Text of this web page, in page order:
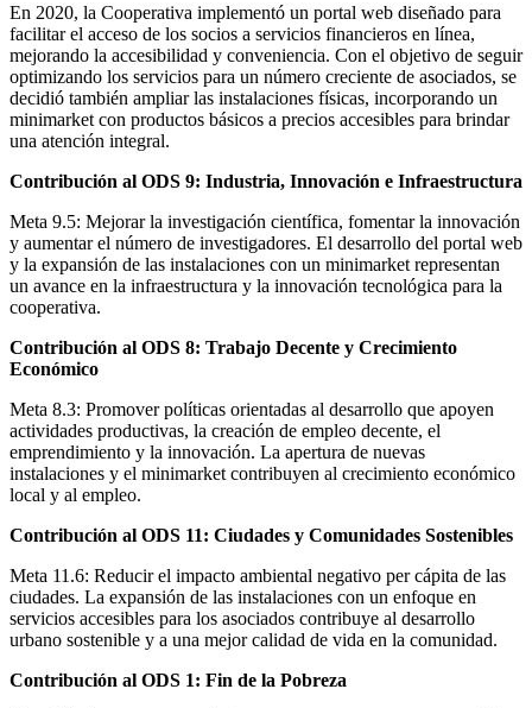
En 2020, la Cooperativa implementó un portal web diseñado para
facilitar el acceso de los socios a servicios financieros en línea,
mejorando la accesibilidad y conveniencia. Con el objetivo de seguir
optimizando los servicios para un número creciente de asociados, se
decidió también ampliar las instalaciones físicas, incorporando un
minimarket con productos básicos a precios accesibles para brindar
una atención integral.
Contribución al ODS 9: Industria, Innovación e Infraestructura
Meta 9.5: Mejorar la investigación científica, fomentar la innovación
y aumentar el número de investigadores. El desarrollo del portal web
y la expansión de las instalaciones con un minimarket representan
un avance en la infraestructura y la innovación tecnológica para la
cooperativa.
Contribución al ODS 8: Trabajo Decente y Crecimiento
Económico
Meta 8.3: Promover políticas orientadas al desarrollo que apoyen
actividades productivas, la creación de empleo decente, el
emprendimiento y la innovación. La apertura de nuevas
instalaciones y el minimarket contribuyen al crecimiento económico
local y al empleo.
Contribución al ODS 11: Ciudades y Comunidades Sostenibles
Meta 11.6: Reducir el impacto ambiental negativo per cápita de las
ciudades. La expansión de las instalaciones con un enfoque en
servicios accesibles para los asociados contribuye al desarrollo
urbano sostenible y a una mejor calidad de vida en la comunidad.
Contribución al ODS 1: Fin de la Pobreza